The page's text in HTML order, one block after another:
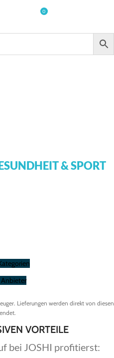
0
& SPORT
Anbieter
Lieferungen werden direkt von diesen
VORTEILE
bei JOSHI profitierst: